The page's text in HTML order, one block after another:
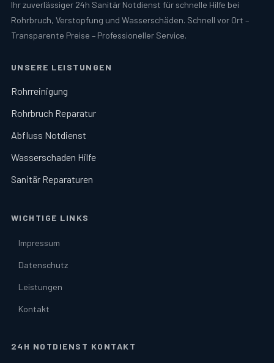
Ihr zuverlässiger 24h Sanitär Notdienst für schnelle Hilfe bei
Rohrbruch, Verstopfung und Wasserschäden. Schnell vor Ort –
Transparente Preise – Professioneller Service.
UNSERE LEISTUNGEN
Rohrreinigung
Rohrbruch Reparatur
Abfluss Notdienst
Wasserschaden Hilfe
Sanitär Reparaturen
WICHTIGE LINKS
Impressum
Datenschutz
Leistungen
Kontakt
24H NOTDIENST KONTAKT